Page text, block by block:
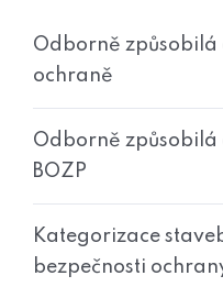
Odborně
ochraně
Odborně způsobilá
BOZP
Kategorizace
bezpečnosti